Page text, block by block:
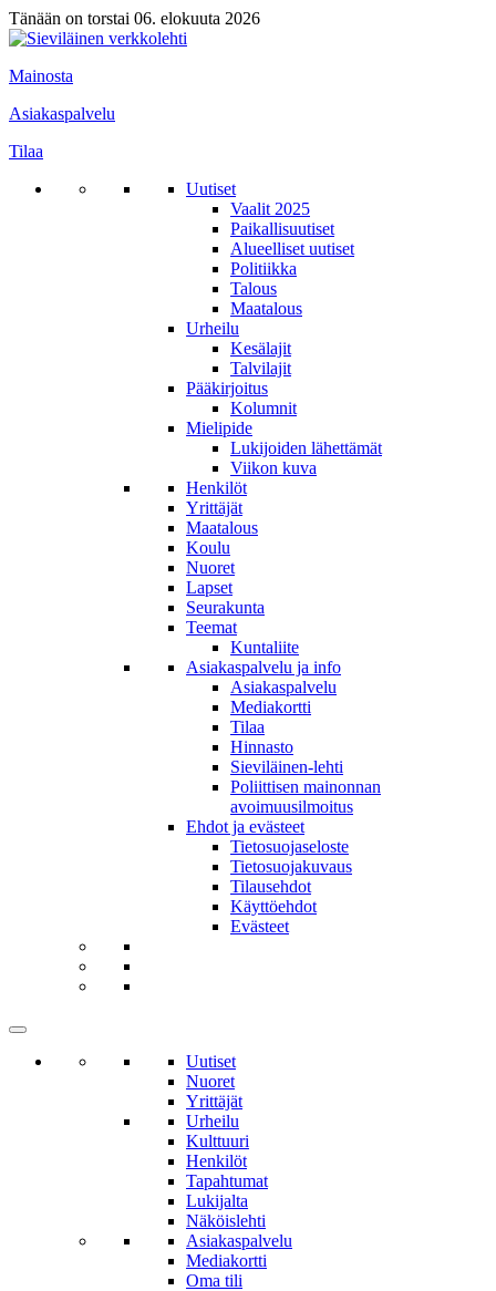
Tänään on torstai 06. elokuuta 2026
Mainosta
Asiakaspalvelu
Tilaa
Uutiset
Vaalit 2025
Paikallisuutiset
Alueelliset uutiset
Politiikka
Talous
Maatalous
Urheilu
Kesälajit
Talvilajit
Pääkirjoitus
Kolumnit
Mielipide
Lukijoiden lähettämät
Viikon kuva
Henkilöt
Yrittäjät
Maatalous
Koulu
Nuoret
Lapset
Seurakunta
Teemat
Kuntaliite
Asiakaspalvelu ja info
Asiakaspalvelu
Mediakortti
Tilaa
Hinnasto
Sieviläinen-lehti
Poliittisen mainonnan
avoimuusilmoitus
Ehdot ja evästeet
Tietosuojaseloste
Tietosuojakuvaus
Tilausehdot
Käyttöehdot
Evästeet
Uutiset
Nuoret
Yrittäjät
Urheilu
Kulttuuri
Henkilöt
Tapahtumat
Lukijalta
Näköislehti
Asiakaspalvelu
Mediakortti
Oma tili